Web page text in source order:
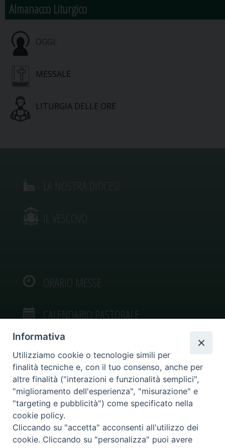
Almanacco Liturgico
OGGI:
MESSALE
LITURGIA DELLE ORE
IL VESCOVO
ORARIO MESSE
CALENDARIO PASTORALE
VIDEOGALLERY
PHOTOGALLERY
Informativa
Utilizziamo cookie o tecnologie simili per
finalità tecniche e, con il tuo consenso, anche per
altre finalità ("interazioni e funzionalità semplici",
"miglioramento dell'esperienza", "misurazione" e
"targeting e pubblicità") come specificato nella
cookie policy.
Cliccando su "accetta" acconsenti all'utilizzo dei
cookie. Cliccando su "personalizza" puoi avere